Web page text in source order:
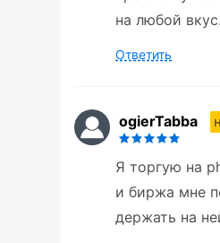
на любой вкус.
Ответить
ogierTabba
Я торгую на
и биржа мне
держать на